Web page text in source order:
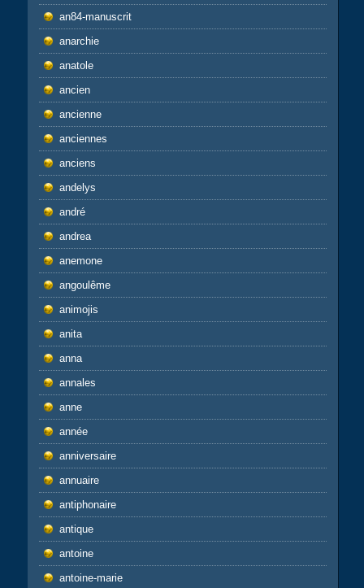
an84-manuscrit
anarchie
anatole
ancien
ancienne
anciennes
anciens
andelys
andré
andrea
anemone
angoulême
animojis
anita
anna
annales
anne
année
anniversaire
annuaire
antiphonaire
antique
antoine
antoine-marie